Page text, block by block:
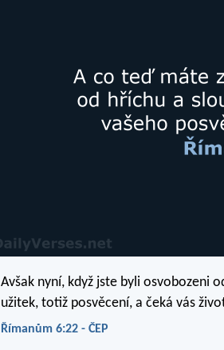
Avšak nyní, když jste byli osvobozeni
užitek, totiž posvěcení, a čeká vás
Římanům 6:22 - ČEP